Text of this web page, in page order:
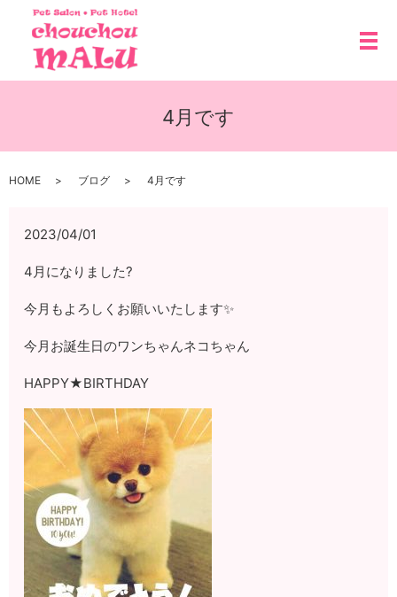
メ
4月です
HOME ブログ 4月です
2023/04/01
4月になりました?
今月もよろしくお願いいたします✨
今月お誕生日のワンちゃんネコちゃん
HAPPY★BIRTHDAY